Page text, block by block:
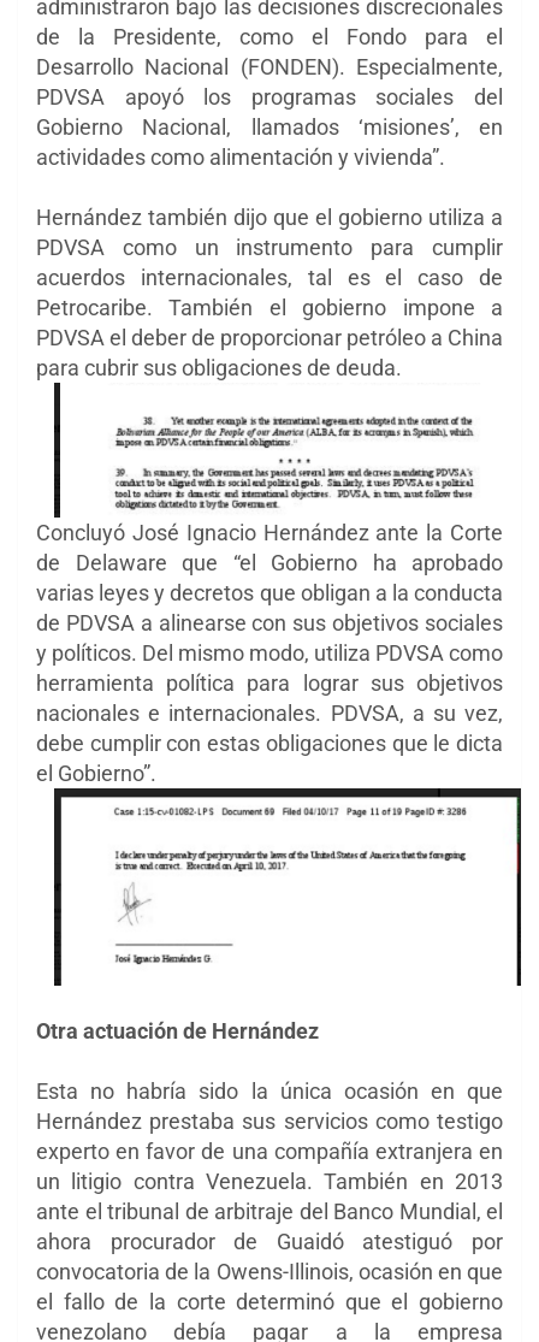
administraron bajo las decisiones discrecionales
de la Presidente, como el Fondo para el
Desarrollo Nacional (FONDEN). Especialmente,
PDVSA apoyó los programas sociales del
Gobierno Nacional, llamados ‘misiones’, en
actividades como alimentación y vivienda”.
Hernández también dijo que el gobierno utiliza a
PDVSA como un instrumento para cumplir
acuerdos internacionales, tal es el caso de
Petrocaribe. También el gobierno impone a
PDVSA el deber de proporcionar petróleo a China
para cubrir sus obligaciones de deuda.
Concluyó José Ignacio Hernández ante la Corte
de Delaware que “el Gobierno ha aprobado
varias leyes y decretos que obligan a la conducta
de PDVSA a alinearse con sus objetivos sociales
y políticos. Del mismo modo, utiliza PDVSA como
herramienta política para lograr sus objetivos
nacionales e internacionales. PDVSA, a su vez,
debe cumplir con estas obligaciones que le dicta
el Gobierno”.
Otra actuación de Hernández
Esta no habría sido la única ocasión en que
Hernández prestaba sus servicios como testigo
experto en favor de una compañía extranjera en
un litigio contra Venezuela. También en 2013
ante el tribunal de arbitraje del Banco Mundial, el
ahora procurador de Guaidó atestiguó por
convocatoria de la Owens-Illinois, ocasión en que
el fallo de la corte determinó que el gobierno
venezolano debía pagar a la empresa